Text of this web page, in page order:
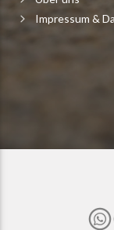
Impressum &